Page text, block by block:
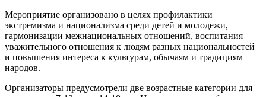
Мероприятие организовано в целях профилактики
экстремизма и национализма среди детей и молодежи,
гармонизации межнациональных отношений, воспитания
уважительного отношения к людям разных национальностей
и повышения интереса к культурам, обычаям и традициям
народов.
Организаторы предусмотрели две возрастные категории для